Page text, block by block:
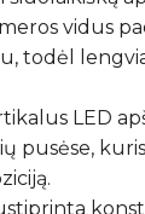
vidus
todėl
LED
pusėse,